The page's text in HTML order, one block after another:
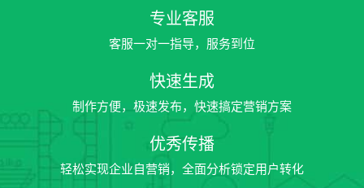
专业客服
客服一对一指导，服务到位
快速生成
制作方便，极速发布，快速搞定营销方案
优秀传播
轻松实现企业自营销，全面分析锁定用户转化